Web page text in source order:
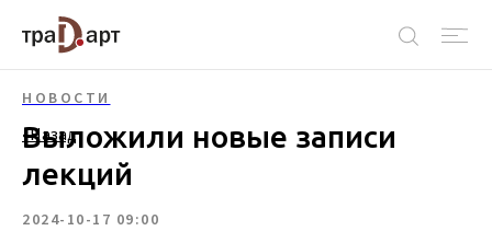
‹ Назад
НОВОСТИ
Выложили новые записи
лекций
2024-10-17 09:00